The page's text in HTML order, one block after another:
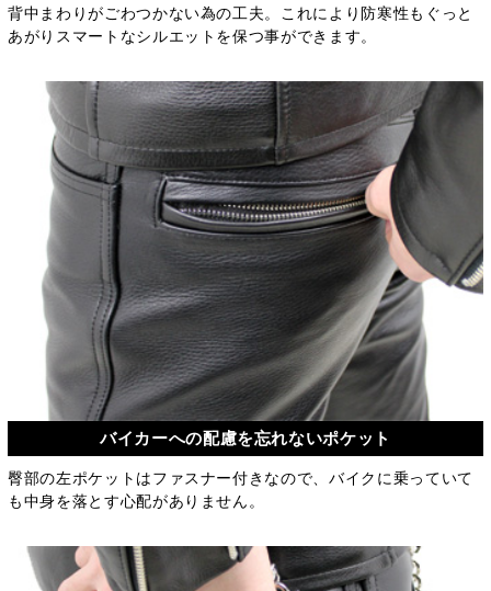
背中まわりがごわつかない為の工夫。これにより防寒性もぐっと
あがりスマートなシルエットを保つ事ができます。
バイカーへの配慮を忘れないポケット
臀部の左ポケットはファスナー付きなので、バイクに乗っていて
も中身を落とす心配がありません。